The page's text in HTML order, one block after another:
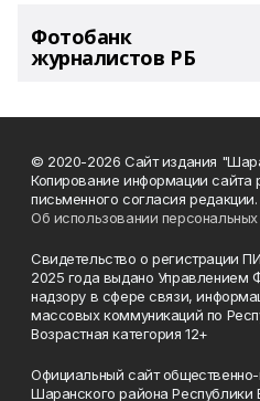
Фотобанк
журналистов РБ
© 2020-2026 Сайт издания
Копирование информации сайта
письменного согласия редакции.
Об использовании
Свидетельство о регистрации
2025 года выдано Управлением
надзору в сфере связи,
массовых коммуникаций по
Возрастная категория 12+
Официальный сайт общественно-
Шаранского района